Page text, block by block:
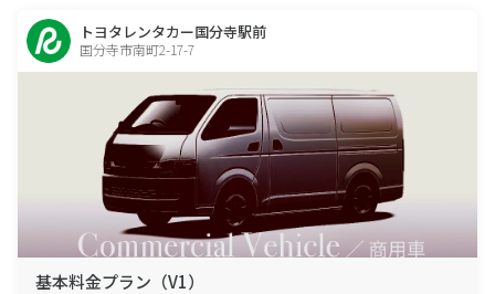
トヨタレンタカー国分寺駅前
国分寺市南町2-17-7
基本料金プラン（V1）